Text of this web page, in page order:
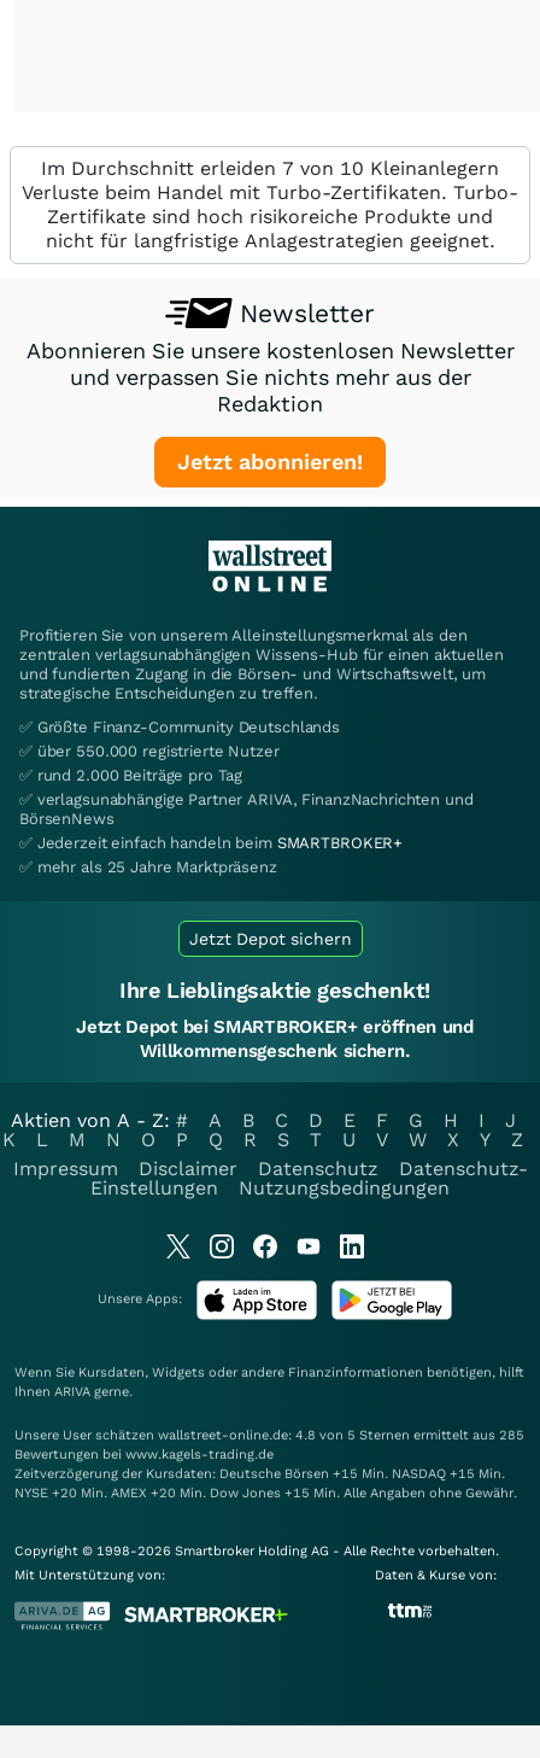
Im Durchschnitt erleiden 7 von 10 Kleinanlegern
Verluste beim Handel mit Turbo-Zertifikaten. Turbo-
Zertifikate sind hoch risikoreiche Produkte und
nicht für langfristige Anlagestrategien geeignet.
Newsletter
Abonnieren Sie unsere kostenlosen Newsletter
und verpassen Sie nichts mehr aus der
Redaktion
Jetzt abonnieren!
Profitieren Sie von unserem Alleinstellungsmerkmal als den
zentralen verlagsunabhängigen Wissens-Hub für einen aktuellen
und fundierten Zugang in die Börsen- und Wirtschaftswelt, um
strategische Entscheidungen zu treffen.
✅ Größte Finanz-Community Deutschlands
✅ über 550.000 registrierte Nutzer
✅ rund 2.000 Beiträge pro Tag
✅ verlagsunabhängige Partner ARIVA, FinanzNachrichten und
BörsenNews
✅ Jederzeit einfach handeln beim SMARTBROKER+
✅ mehr als 25 Jahre Marktpräsenz
Jetzt Depot sichern
Ihre Lieblingsaktie geschenkt!
Jetzt Depot bei SMARTBROKER+ eröffnen und
Willkommensgeschenk sichern.
Aktien von A - Z: # A B C D E F G H I
J
K
L M N O P Q R S T U V W X Y
Z
Impressum
Disclaimer Datenschutz
Datenschutz-
Einstellungen
Nutzungsbedingungen
Unsere Apps:
Wenn Sie Kursdaten, Widgets oder andere Finanzinformationen benötigen, hilft
Ihnen ARIVA gerne.
Unsere User schätzen wallstreet-online.de: 4.8 von 5 Sternen ermittelt aus 285
Bewertungen bei www.kagels-trading.de
Zeitverzögerung der Kursdaten: Deutsche Börsen +15 Min. NASDAQ +15 Min.
NYSE +20 Min. AMEX +20 Min. Dow Jones +15 Min. Alle Angaben ohne Gewähr.
Copyright © 1998-2026 Smartbroker Holding AG - Alle Rechte vorbehalten.
Mit Unterstützung von:
Daten & Kurse von: